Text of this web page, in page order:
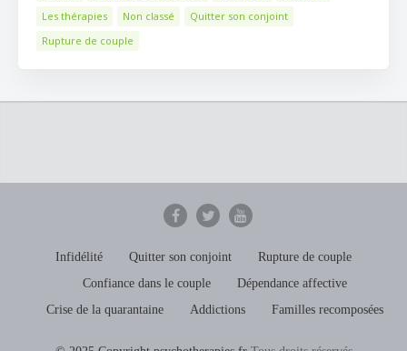
Les thérapies
Non classé
Quitter son conjoint
Rupture de couple
Infidélité Quitter son conjoint
Rupture de couple
Confiance dans le couple
Dépendance affective
Crise de la quarantaine
Addictions Familles recomposées